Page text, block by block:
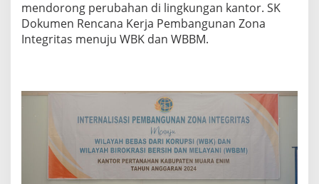
mendorong perubahan di lingkungan kantor. SK
Dokumen Rencana Kerja Pembangunan Zona
Integritas menuju WBK dan WBBM.